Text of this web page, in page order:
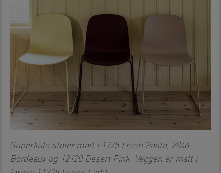
Superkule stoler malt i 1775 Fresh Pasta, 2846
Bordeaux og 12120 Desert Pink. Veggen er malt i